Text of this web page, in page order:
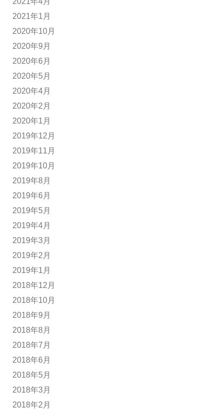
2021年1月
2020年10月
2020年9月
2020年6月
2020年5月
2020年4月
2020年2月
2020年1月
2019年12月
2019年11月
2019年10月
2019年8月
2019年6月
2019年5月
2019年4月
2019年3月
2019年2月
2019年1月
2018年12月
2018年10月
2018年9月
2018年8月
2018年7月
2018年6月
2018年5月
2018年3月
2018年2月